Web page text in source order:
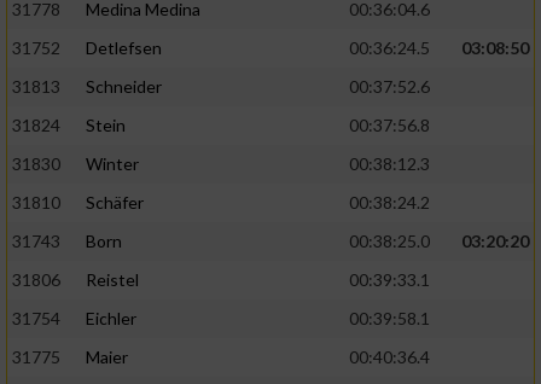
31778 Medina Medina
00:36:04.6
31752
Detlefsen 00:36:24.5
03:08:50
31813
Schneider
00:37:52.6
31824
Stein
00:37:56.8
31830
Winter
00:38:12.3
31810
Schäfer
00:38:24.2
31743
Born 00:38:25.0
03:20:20
31806
Reistel
00:39:33.1
31754
Eichler
00:39:58.1
31775
Maier
00:40:36.4